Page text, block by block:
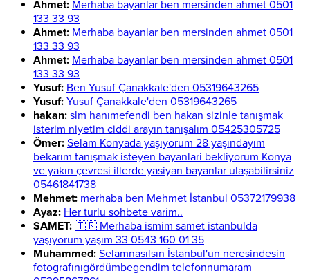
Ahmet: Merhaba bayanlar ben mersinden ahmet 0501
133 33 93
Ahmet: Merhaba bayanlar ben mersinden ahmet 0501
133 33 93
Ahmet: Merhaba bayanlar ben mersinden ahmet 0501
133 33 93
Yusuf: Ben Yusuf Çanakkale'den 05319643265
Yusuf: Yusuf Çanakkale'den 05319643265
hakan: slm hanımefendi ben hakan sizinle tanışmak
isterim niyetim ciddi arayın tanışalım 05425305725
Ömer: Selam Konyada yaşıyorum 28 yaşındayım
bekarım tanışmak isteyen bayanlari bekliyorum Konya
ve yakın çevresi illerde yasiyan bayanlar ulaşabilirsiniz
05461841738
Mehmet: merhaba ben Mehmet İstanbul 05372179938
Ayaz: Her turlu sohbete varim..
SAMET: 🇹🇷 Merhaba ismim samet istanbulda
yaşıyorum yaşım 33 0543 160 01 35
Muhammed: Selamnasılsın İstanbul'un neresindesin
fotografınıgördümbegendim telefonnumaram